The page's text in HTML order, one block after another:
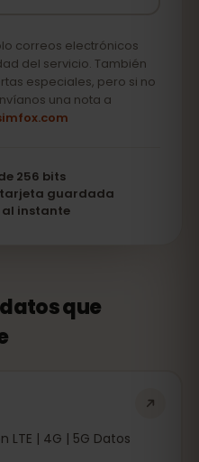
correos electrónicos
del servicio. También
especiales, pero si no
una nota a
256 bits
guardada
instante
que
LTE | 4G | 5G Datos